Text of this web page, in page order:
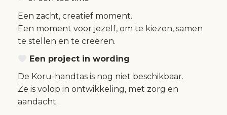
Een zacht, creatief moment.
Een moment voor jezelf, om te kiezen, samen
te stellen en te creëren.
Een project in wording
De Koru-handtas is nog niet beschikbaar.
Ze is volop in ontwikkeling, met zorg en
aandacht.